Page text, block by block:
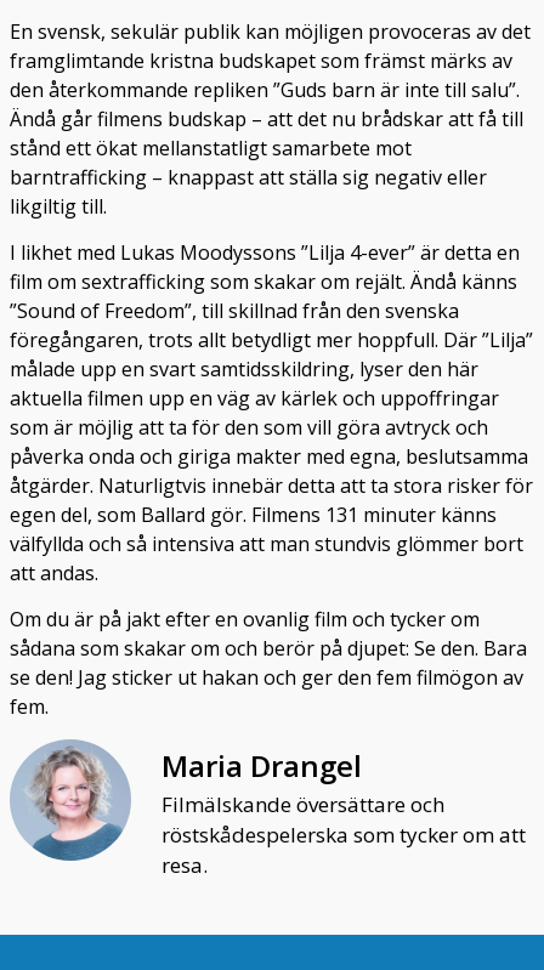
En svensk, sekulär publik kan möjligen provoceras av det
framglimtande kristna budskapet som främst märks av
den återkommande repliken ”Guds barn är inte till salu”.
Ändå går filmens budskap – att det nu brådskar att få till
stånd ett ökat mellanstatligt samarbete mot
barntrafficking – knappast att ställa sig negativ eller
likgiltig till.
I likhet med Lukas Moodyssons ”Lilja 4-ever” är detta en
film om sextrafficking som skakar om rejält. Ändå känns
”Sound of Freedom”, till skillnad från den svenska
föregångaren, trots allt betydligt mer hoppfull. Där ”Lilja”
målade upp en svart samtidsskildring, lyser den här
aktuella filmen upp en väg av kärlek och uppoffringar
som är möjlig att ta för den som vill göra avtryck och
påverka onda och giriga makter med egna, beslutsamma
åtgärder. Naturligtvis innebär detta att ta stora risker för
egen del, som Ballard gör. Filmens 131 minuter känns
välfyllda och så intensiva att man stundvis glömmer bort
att andas.
Om du är på jakt efter en ovanlig film och tycker om
sådana som skakar om och berör på djupet: Se den. Bara
se den! Jag sticker ut hakan och ger den fem filmögon av
fem.
Maria Drangel
Filmälskande översättare och
röstskådespelerska som tycker om att
resa.